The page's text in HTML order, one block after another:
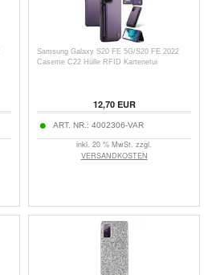
Samsung Galaxy S20 FE 5G/S20 FE 2022
Caseme C22 Hülle RFID Kartenetui
12,70EUR
ART. NR.: 4002306-VAR
inkl. 20 % MwSt. zzgl.
VERSANDKOSTEN